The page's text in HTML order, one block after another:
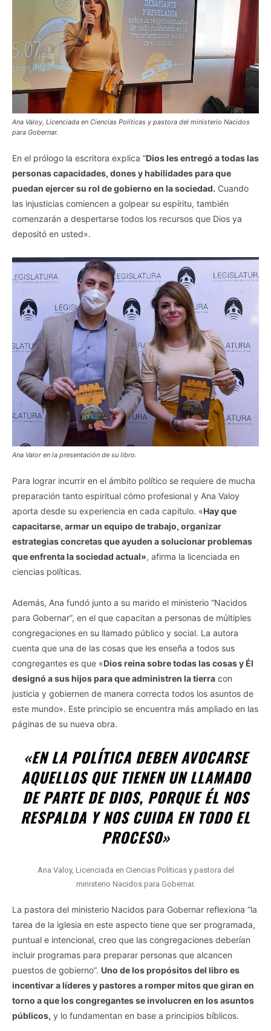
Ana Valoy, Licenciada en Ciencias Políticas y pastora del ministerio Nacidos
para Gobernar.
En el prólogo la escritora explica “Dios les entregó a todas las
personas capacidades, dones y habilidades para que
puedan ejercer su rol de gobierno en la sociedad. Cuando
las injusticias comiencen a golpear su espíritu, también
comenzarán a despertarse todos los recursos que Dios ya
depositó en usted».
Ana Valor en la presentación de su libro.
Para lograr incurrir en el ámbito político se requiere de mucha
preparación tanto espiritual cómo profesional y Ana Valoy
aporta desde su experiencia en cada capítulo. «Hay que
capacitarse, armar un equipo de trabajo, organizar
estrategias concretas que ayuden a solucionar problemas
que enfrenta la sociedad actual», afirma la licenciada en
ciencias políticas.
Además, Ana fundó junto a su marido el ministerio “Nacidos
para Gobernar”, en el que capacitan a personas de múltiples
congregaciones en su llamado público y social. La autora
cuenta que una de las cosas que les enseña a todos sus
congregantes es que «Dios reina sobre todas las cosas y Él
designó a sus hijos para que administren la tierra con
justicia y gobiernen de manera correcta todos los asuntos de
este mundo». Este principio se encuentra más ampliado en las
páginas de su nueva obra.
«EN LA POLÍTICA DEBEN AVOCARSE
AQUELLOS QUE TIENEN UN LLAMADO
DE PARTE DE DIOS, PORQUE ÉL NOS
RESPALDA Y NOS CUIDA EN TODO EL
PROCESO»
Ana Valoy, Licenciada en Ciencias Políticas y pastora del
ministerio Nacidos para Gobernar.
La pastora del ministerio Nacidos para Gobernar reflexiona “la
tarea de la iglesia en este aspecto tiene que ser programada,
puntual e intencional, creo que las congregaciones deberían
incluir programas para preparar personas que alcancen
puestos de gobierno”. Uno de los propósitos del libro es
incentivar a líderes y pastores a romper mitos que giran en
torno a que los congregantes se involucren en los asuntos
públicos, y lo fundamentan en base a principios bíblicos.